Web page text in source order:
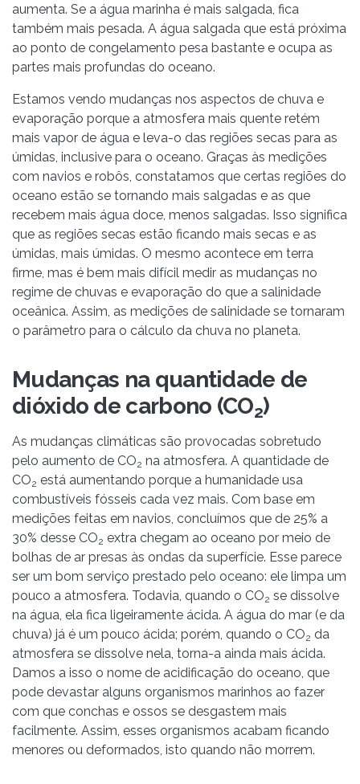
aumenta. Se a água marinha é mais salgada, fica
também mais pesada. A água salgada que está próxima
ao ponto de congelamento pesa bastante e ocupa as
partes mais profundas do oceano.
Estamos vendo mudanças nos aspectos de chuva e
evaporação porque a atmosfera mais quente retém
mais vapor de água e leva-o das regiões secas para as
úmidas, inclusive para o oceano. Graças às medições
com navios e robôs, constatamos que certas regiões do
oceano estão se tornando mais salgadas e as que
recebem mais água doce, menos salgadas. Isso significa
que as regiões secas estão ficando mais secas e as
úmidas, mais úmidas. O mesmo acontece em terra
firme, mas é bem mais difícil medir as mudanças no
regime de chuvas e evaporação do que a salinidade
oceânica. Assim, as medições de salinidade se tornaram
o parâmetro para o cálculo da chuva no planeta.
Mudanças na quantidade de
dióxido de carbono (CO2)
As mudanças climáticas são provocadas sobretudo
pelo aumento de CO2 na atmosfera. A quantidade de
CO2 está aumentando porque a humanidade usa
combustíveis fósseis cada vez mais. Com base em
medições feitas em navios, concluímos que de 25% a
30% desse CO2 extra chegam ao oceano por meio de
bolhas de ar presas às ondas da superfície. Esse parece
ser um bom serviço prestado pelo oceano: ele limpa um
pouco a atmosfera. Todavia, quando o CO2 se dissolve
na água, ela fica ligeiramente ácida. A água do mar (e da
chuva) já é um pouco ácida; porém, quando o CO2 da
atmosfera se dissolve nela, torna-a ainda mais ácida.
Damos a isso o nome de acidificação do oceano, que
pode devastar alguns organismos marinhos ao fazer
com que conchas e ossos se desgastem mais
facilmente. Assim, esses organismos acabam ficando
menores ou deformados, isto quando não morrem.